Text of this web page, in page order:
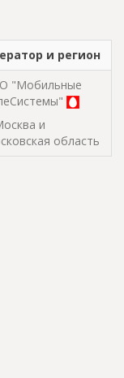
и регион
"Мобильные
и
область